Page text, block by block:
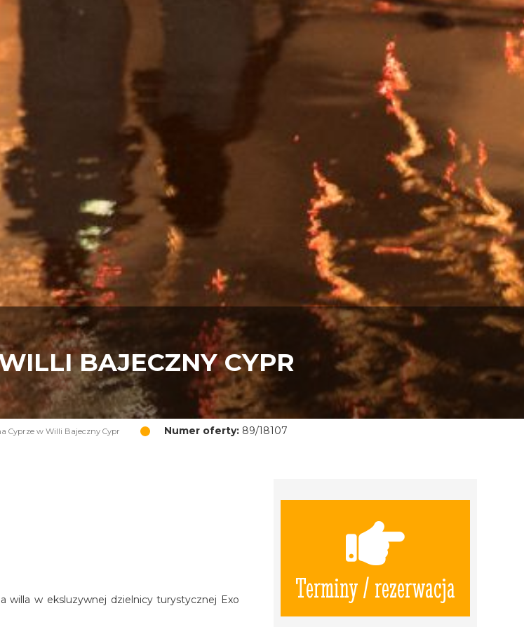
BAJECZNY CYPR
Cyprze w Willi Bajeczny Cypr Numer oferty: 89/18107
Terminy / rezerwacja
willa w eksluzywnej dzielnicy turystycznej Exo